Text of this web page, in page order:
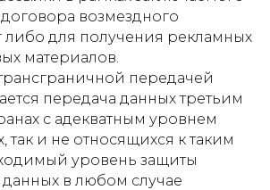
возмездного
либо для получения рекламных
материалов.
передачей
передача данных третьим
с адекватным уровнем
так и не относящихся к таким
уровень защиты
в любом случае